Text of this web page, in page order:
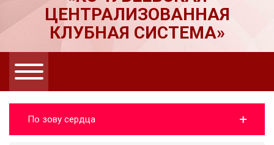
ЦЕНТРАЛИЗОВАННАЯ
КЛУБНАЯ СИСТЕМА»
По зову сердца